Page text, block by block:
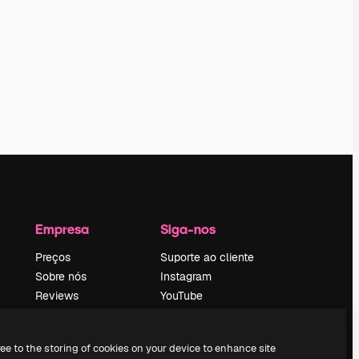
Empresa
Preços
Sobre nós
Reviews
pesquisa
Siga-nos
Suporte ao cliente
Instagram
YouTube
Discord
to the storing of cookies on your device to enhance site